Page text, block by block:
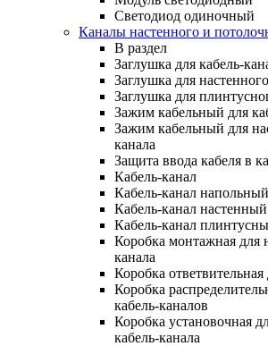
Светодиод одиночный
Каналы настенного и
В раздел
Заглушка для кабель-
Заглушка для
Заглушка для
Зажим кабельный для
Зажим кабельный для
канала
Защита ввода кабеля в
Кабель-канал
Кабель-канал напольный
Кабель-канал
Кабель-канал
Коробка монтажная для
канала
Коробка ответвительная
Коробка
кабель-каналов
Коробка установочная
кабель-канала